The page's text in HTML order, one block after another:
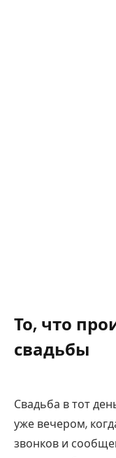
То, что
свадьбы
Свадьба в тот
уже вечером,
звонков и